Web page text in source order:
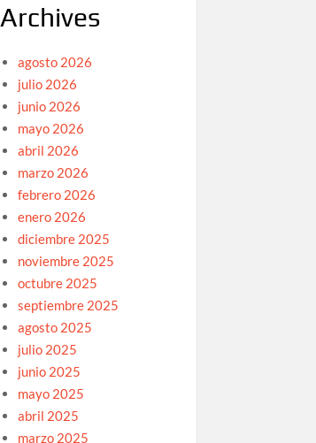
Archives
agosto 2026
julio 2026
junio 2026
mayo 2026
abril 2026
marzo 2026
febrero 2026
enero 2026
diciembre 2025
noviembre 2025
octubre 2025
septiembre 2025
agosto 2025
julio 2025
junio 2025
mayo 2025
abril 2025
marzo 2025